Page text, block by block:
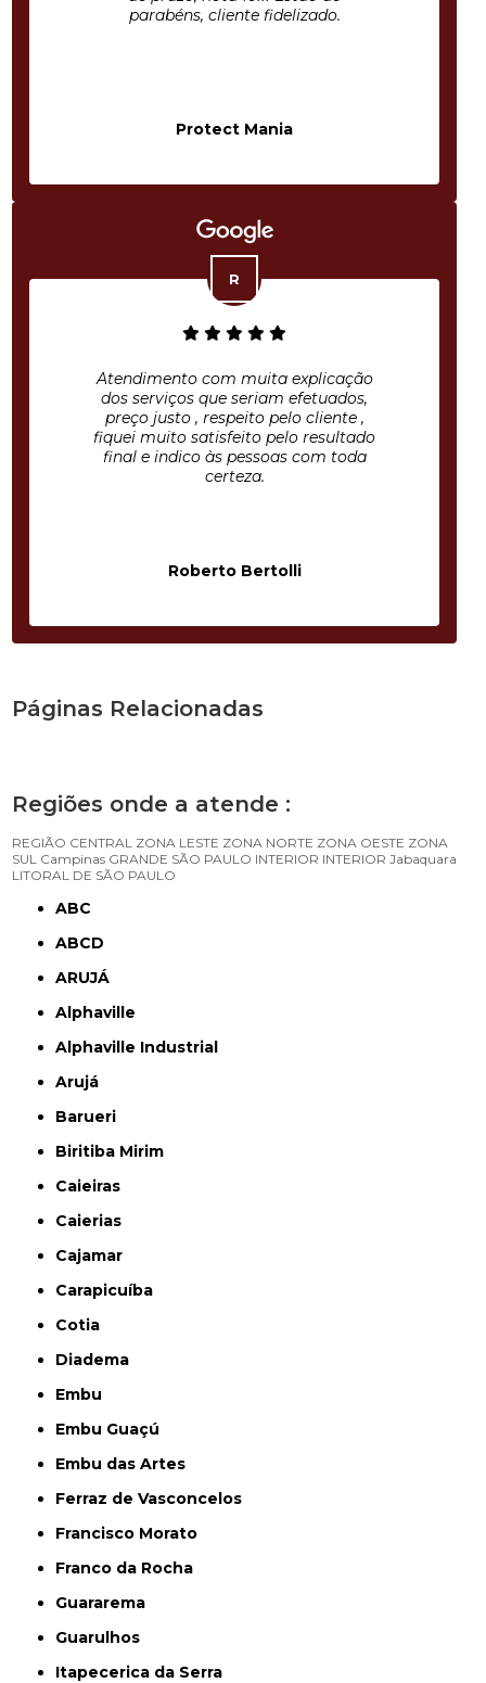
parabéns, cliente fidelizado.
Protect Mania
Atendimento com muita explicação
dos serviços que seriam efetuados,
preço justo , respeito pelo cliente ,
fiquei muito satisfeito pelo resultado
final e indico às pessoas com toda
certeza.
Roberto Bertolli
Páginas Relacionadas
Regiões onde a atende :
REGIÃO CENTRAL ZONA LESTE ZONA NORTE ZONA OESTE ZONA
SUL Campinas GRANDE SÃO PAULO INTERIOR INTERIOR Jabaquara
LITORAL DE SÃO PAULO
ABC
ABCD
ARUJÁ
Alphaville
Alphaville Industrial
Arujá
Barueri
Biritiba Mirim
Caieiras
Caierias
Cajamar
Carapicuíba
Cotia
Diadema
Embu
Embu Guaçú
Embu das Artes
Ferraz de Vasconcelos
Francisco Morato
Franco da Rocha
Guararema
Guarulhos
Itapecerica da Serra